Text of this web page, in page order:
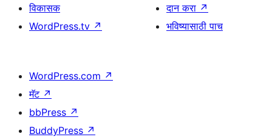
विकासक
WordPress.tv ↗
दान करा ↗
भविष्यासाठी पाच
WordPress.com ↗
मॅट ↗
bbPress ↗
BuddyPress ↗